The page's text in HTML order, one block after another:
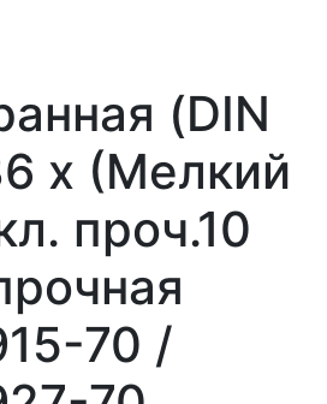
(DIN
х (Мелкий
проч.10
70 /